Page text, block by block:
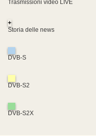
Trasmissioni video LIVE
+
Storia delle news
DVB-S
DVB-S2
DVB-S2X